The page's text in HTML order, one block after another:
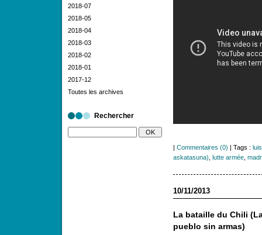
2018-07
2018-05
2018-04
2018-03
2018-02
2018-01
2017-12
Toutes les archives
Rechercher
| Commentaires (0) | Tags :
askatasuna) lutte armée,
10/11/2013
La bataille du Chili
pueblo sin armas)